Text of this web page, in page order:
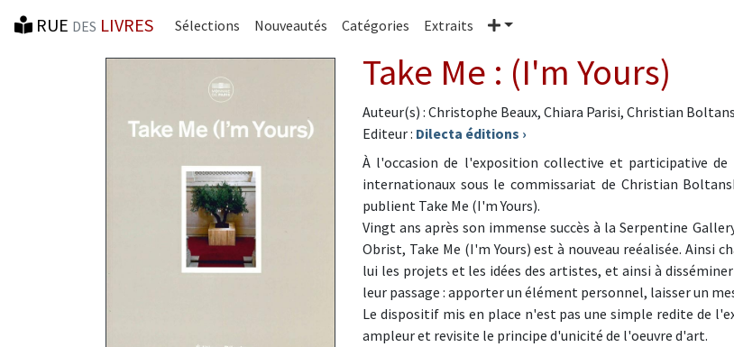
RUE DES LIVRES Sélections Nouveautés Catégories Extraits Plus
Take Me : (I'm Yours)
Auteur(s) : Christophe Beaux, Chiara Parisi, Christian
Editeur : Dilecta éditions ›
À l'occasion de l'exposition collective et participative
internationaux sous le commissariat de Christian
publient Take Me (I'm Yours).
Vingt ans après son immense succès à la Serpentine
Obrist, Take Me (I'm Yours) est à nouveau reéalisée. Ainsi
lui les projets et les idées des artistes, et ainsi à
leur passage : apporter un élément personnel, laisser un
Le dispositif mis en place n'est pas une simple redite de
ampleur et revisite le principe d'unicité de l'oeuvre d'art.